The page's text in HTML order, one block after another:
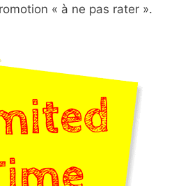
« à ne pas rater ».